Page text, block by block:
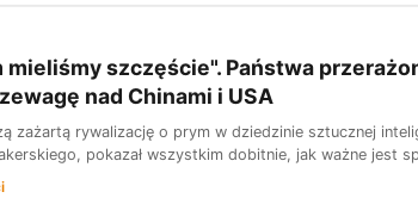
mieliśmy szczęście". Państwa
nad Chinami i USA
zażartą rywalizację o prym w dziedzinie sztucznej
pokazał wszystkim dobitnie, jak ważne jest